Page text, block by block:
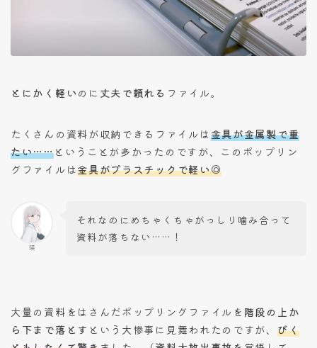
とにかく軽いのに 丈夫で頼れる ファイル。
たくさんの資料が収納できるファイルは金具が金属製で重
たい……ということが多かったのですが、このポップリン
グファイルは金具がプラスチックで軽い◎
瑛
それなのにめちゃくちゃがっしり噛み合って
資料が落ちない……！
大量の資料をはさんだポップリングファイルを 階段の上か
ら下まで落とす という大惨事に見舞われたのですが、 びく